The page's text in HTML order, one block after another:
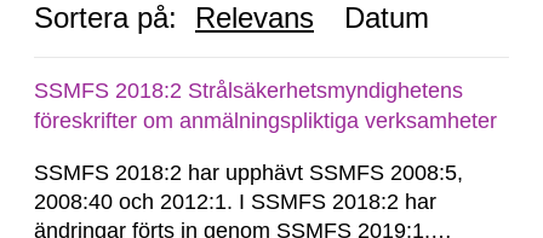
Sortera på: Relevans Datum
SSMFS 2018:2 Strålsäkerhetsmyndighetens
föreskrifter om anmälningspliktiga verksamheter
SSMFS 2018:2 har upphävt SSMFS 2008:5,
2008:40 och 2012:1. I SSMFS 2018:2 har
ändringar förts in genom SSMFS 2019:1,